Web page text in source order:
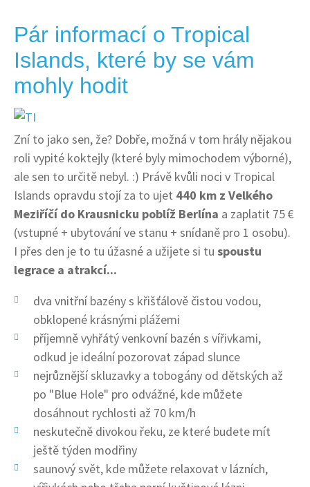
Pár informací o Tropical
Islands, které by se vám
mohly hodit
Zní to jako sen, že? Dobře, možná v tom hrály nějakou
roli vypité koktejly (které byly mimochodem výborné),
ale sen to určitě nebyl. :) Právě kvůli noci v Tropical
Islands opravdu stojí za to ujet 440 km z Velkého
Meziříčí do Krausnicku poblíž Berlína a zaplatit 75 €
(vstupné + ubytování ve stanu + snídaně pro 1 osobu).
I přes den je to tu úžasné a užijete si tu spoustu
legrace a atrakcí...
dva vnitřní bazény s křišťálově čistou vodou,
obklopené krásnými plážemi
příjemně vyhřátý venkovní bazén s vířivkami,
odkud je ideální pozorovat západ slunce
nejrůznější skluzavky a tobogány od dětských až
po "Blue Hole" pro odvážné, kde můžete
dosáhnout rychlosti až 70 km/h
neskutečně divokou řeku, ze které budete mít
ještě týden modřiny
saunový svět, kde můžete relaxovat v lázních,